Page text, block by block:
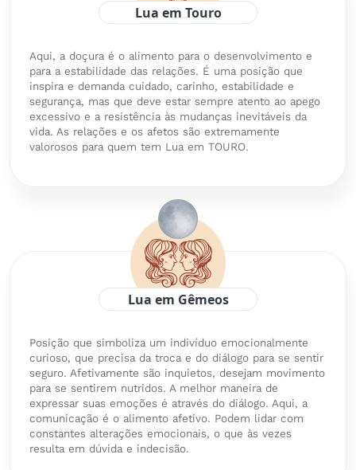
Lua em Touro
Aqui, a doçura é o alimento para o desenvolvimento e
para a estabilidade das relações. É uma posição que
inspira e demanda cuidado, carinho, estabilidade e
segurança, mas que deve estar sempre atento ao apego
excessivo e a resistência às mudanças inevitáveis da
vida. As relações e os afetos são extremamente
valorosos para quem tem Lua em TOURO.
Lua em Gêmeos
Posição que simboliza um indivíduo emocionalmente
curioso, que precisa da troca e do diálogo para se sentir
seguro. Afetivamente são inquietos, desejam movimento
para se sentirem nutridos. A melhor maneira de
expressar suas emoções é através do diálogo. Aqui, a
comunicação é o alimento afetivo. Podem lidar com
constantes alterações emocionais, o que às vezes
resulta em dúvida e indecisão.